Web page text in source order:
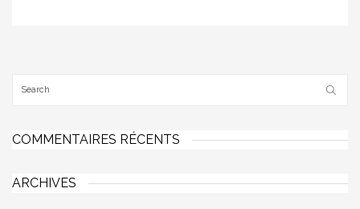
COMMENTAIRES RÉCENTS
ARCHIVES